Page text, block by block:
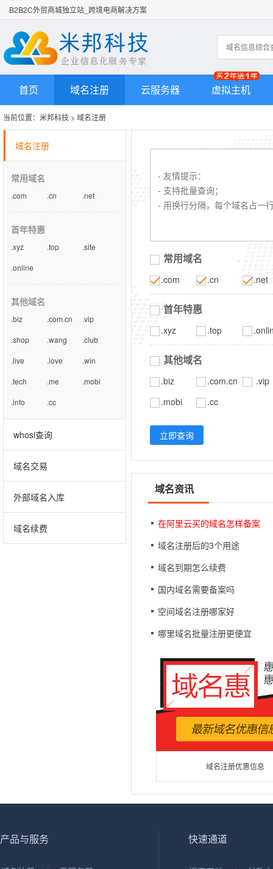
B2B2C外贸商城独立站_跨境电商解决方案
首页 域名注册 云服务器 虚拟主机
当前位置： 米邦科技 > 域名注册
常用域名
.com .cn .net
首年特惠
.xyz .top
其他域名
.biz .com.cn
.vip
.mobi
.cc
立即查询
域名资讯
在阿里云买的域名怎样备案
域名注册后的3个用途
域名到期怎么续费
国内域名需要备案吗
空间域名注册哪家好
哪里域名批量注册更便宜
域名注册优惠信息
域名注册
常用域名
.com .cn .net
首年特惠
.xyz .top
.site
.online
其他域名
.biz .com.cn
.vip
.shop
.wang
.club
.live
.love
.win
.tech
.me
.mobi
.info
.cc
whosi查询
域名交易
外部域名入库
域名续费
产品与服务 快速通道